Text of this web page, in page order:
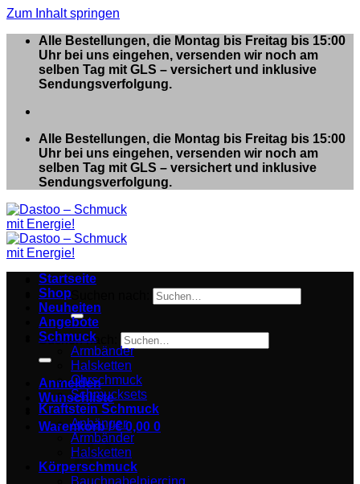
Zum Inhalt springen
Alle Bestellungen, die Montag bis Freitag bis 15:00
Uhr bei uns eingehen, versenden wir noch am
selben Tag mit GLS – versichert und inklusive
Sendungsverfolgung.
Alle Bestellungen, die Montag bis Freitag bis 15:00
Uhr bei uns eingehen, versenden wir noch am
selben Tag mit GLS – versichert und inklusive
Sendungsverfolgung.
Suchen nach:
Suchen nach:
Anmelden
Wunschliste
Warenkorb /€0,00 0
Startseite
Shop
Neuheiten
Angebote
Schmuck
Armbänder
Halsketten
Ohrschmuck
Schmucksets
Kraftstein Schmuck
Anhänger
Armbänder
Halsketten
Körperschmuck
Bauchnabelpiercing